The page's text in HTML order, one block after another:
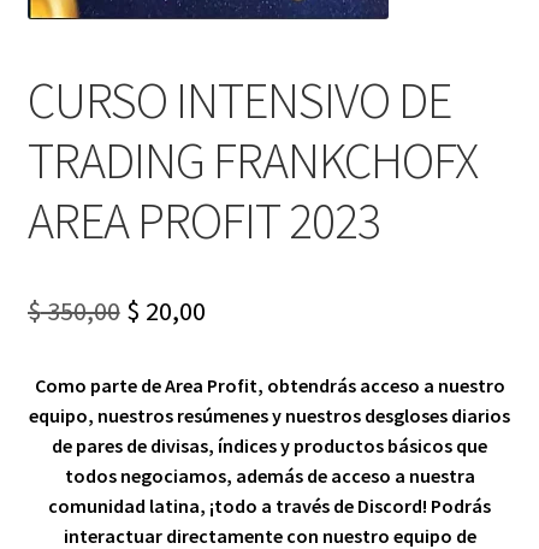
CURSO INTENSIVO DE
TRADING FRANKCHOFX
AREA PROFIT 2023
$350,00 Original
was:
$ 350,00.
$ 20,00Current
is:
$ 20,00.
Como parte de Area Profit, obtendrás acceso a nuestro
equipo, nuestros resúmenes y nuestros desgloses diarios
de pares de divisas, índices y productos básicos que
todos negociamos, además de acceso a nuestra
comunidad latina, ¡todo a través de Discord! Podrás
interactuar directamente con nuestro equipo de